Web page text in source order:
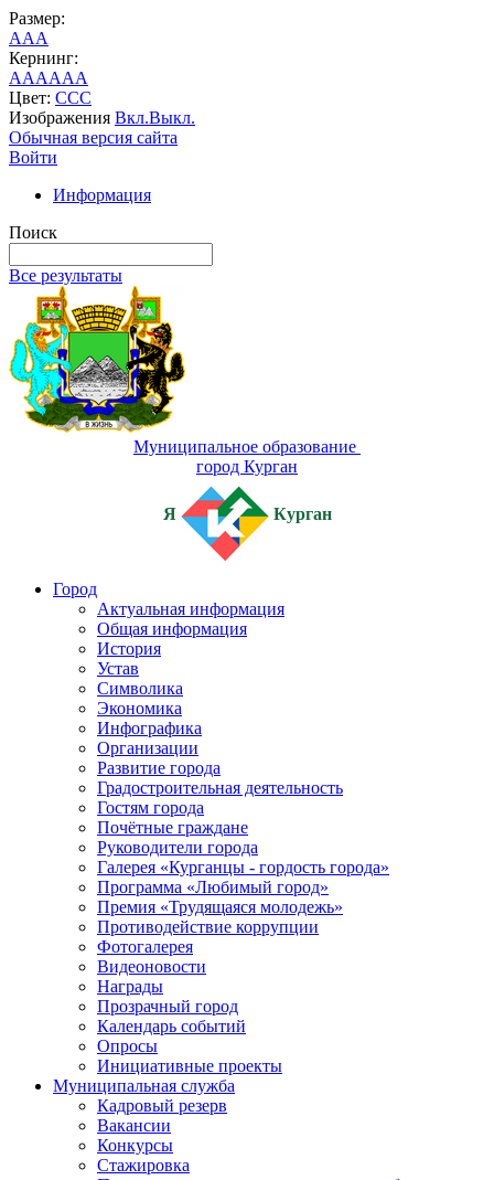
Размер:
AAA
Кернинг:
AAAAAA
Цвет: CCC
Изображения Вкл.Выкл.
Обычная версия сайта
Войти
Информация
Поиск
Все результаты
Муниципальное образование
город Курган
Я Курган
Город
Актуальная информация
Общая информация
История
Устав
Символика
Экономика
Инфографика
Организации
Развитие города
Градостроительная деятельность
Гостям города
Почётные граждане
Руководители города
Галерея «Курганцы - гордость города»
Программа «Любимый город»
Премия «Трудящаяся молодежь»
Противодействие коррупции
Фотогалерея
Видеоновости
Награды
Прозрачный город
Календарь событий
Опросы
Инициативные проекты
Муниципальная служба
Кадровый резерв
Вакансии
Конкурсы
Стажировка